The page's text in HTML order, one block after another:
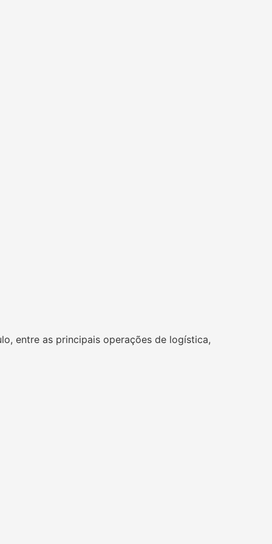
entre as principais operações de logística,